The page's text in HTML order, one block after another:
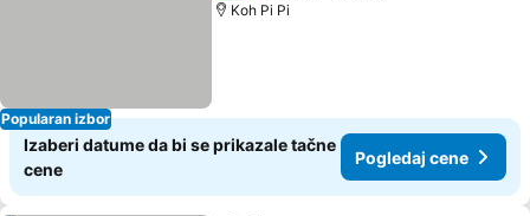
Popularan izbor
Koh Pi Pi
Izaberi datume da bi se prikazale tačne
cene
Pogledaj cene